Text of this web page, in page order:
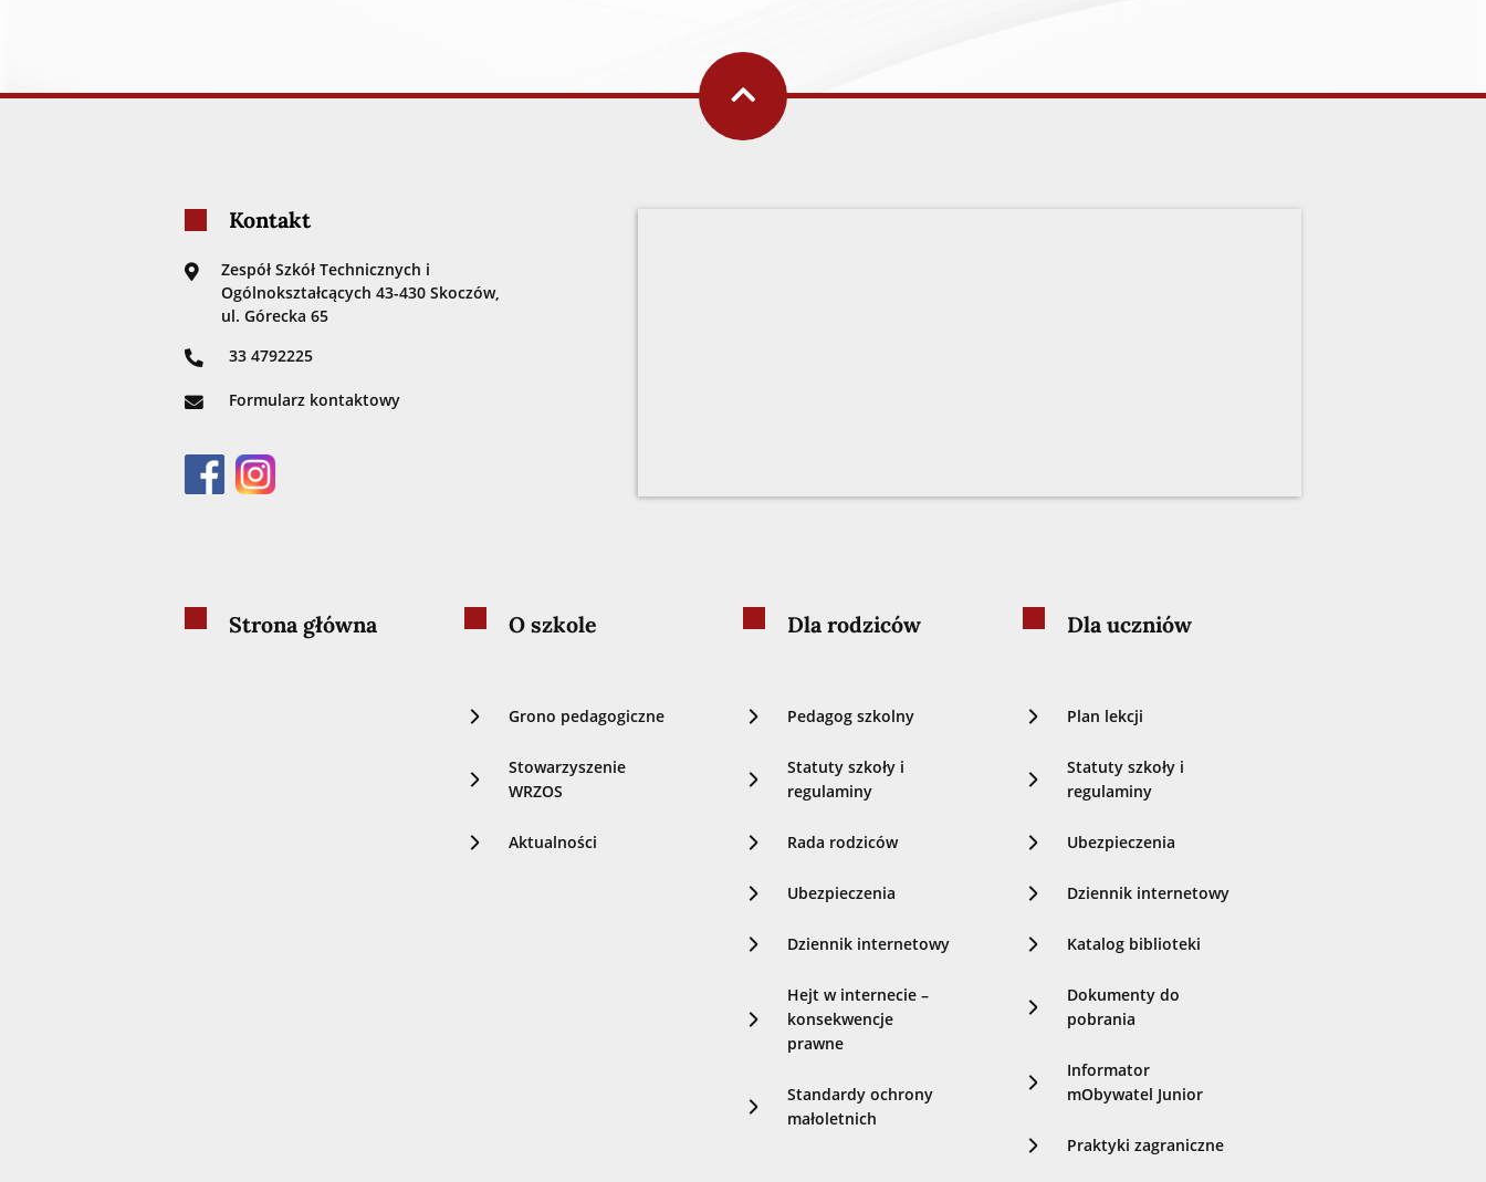
Kontakt
Zespół Szkół Technicznych i
Ogólnokształcących 43-430 Skoczów,
ul. Górecka 65
33 4792225
Formularz kontaktowy
Strona główna O szkole
Grono pedagogiczne
Stowarzyszenie
WRZOS
Aktualności
Dla rodziców
Pedagog szkolny
Statuty szkoły i
regulaminy
Rada rodziców
Ubezpieczenia
Dziennik internetowy
Hejt w internecie –
konsekwencje
prawne
Standardy ochrony
małoletnich
Dla uczniów
Plan lekcji
Statuty szkoły i
regulaminy
Ubezpieczenia
Dziennik internetowy
Katalog biblioteki
Dokumenty do
pobrania
Informator
mObywatel Junior
Praktyki zagraniczne